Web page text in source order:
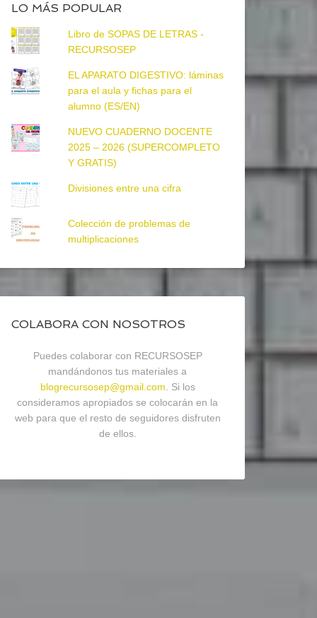
LO MÁS POPULAR
Libro de SOPAS DE LETRAS -
RECURSOSEP
EL APARATO DIGESTIVO: láminas
para el aula y fichas para el
alumno (ES/EN)
NUEVO CUADERNO DOCENTE
2025 – 2026 (SUPERCOMPLETO
Y GRATIS)
Divisiones entre una cifra
Colección de problemas de
multiplicaciones
COLABORA CON NOSOTROS
Puedes colaborar con RECURSOSEP
mandándonos tus materiales a
blogrecursosep@gmail.com . Si los
consideramos apropiados se colocarán en la
web para que el resto de seguidores disfruten
de ellos.